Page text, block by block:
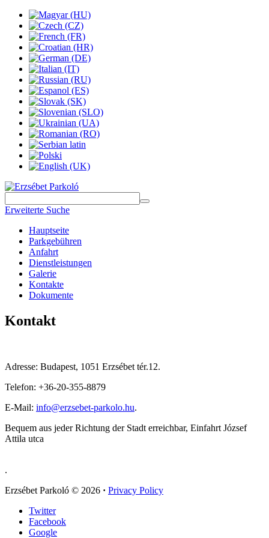
Erweiterte Suche
Hauptseite
Parkgebühren
Anfahrt
Dienstleistungen
Galerie
Kontakte
Dokumente
Kontakt
Adresse: Budapest, 1051 Erzsébet tér.12.
Telefon: +36-20-355-8879
E-Mail: info@erzsebet-parkolo.hu.
Bequem aus jeder Richtung der Stadt erreichbar, Einfahrt József
Attila utca
.
Erzsébet Parkoló © 2026 · Privacy Policy
Twitter
Facebook
Google